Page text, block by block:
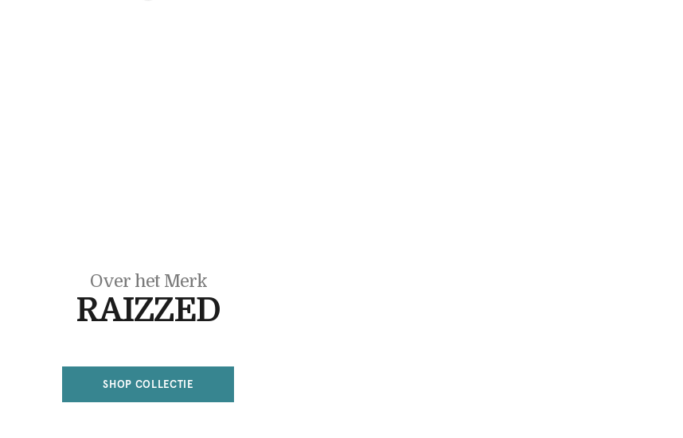
Over het Merk
RAIZZED
SHOP COLLECTIE